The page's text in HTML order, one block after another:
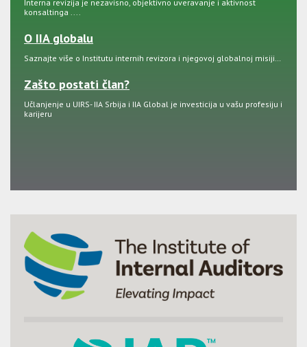
Interna revizija je nezavisno, objektivno uveravanje i aktivnost
konsaltinga ....
O IIA globalu
Saznajte više o Institutu internih revizora i njegovoj globalnoj misiji…
Zašto postati član?
Učlanjenje u UIRS- IIA Srbija i IIA Global je investicija u vašu profesiju i
karijeru